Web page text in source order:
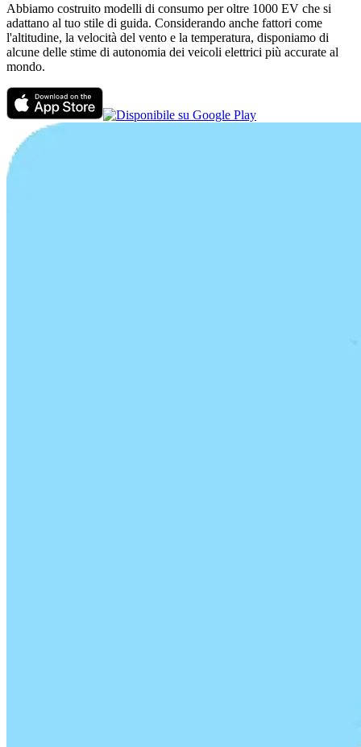
Abbiamo costruito modelli di consumo per oltre 1000 EV che si
adattano al tuo stile di guida. Considerando anche fattori come
l'altitudine, la velocità del vento e la temperatura, disponiamo di
alcune delle stime di autonomia dei veicoli elettrici più accurate al
mondo.